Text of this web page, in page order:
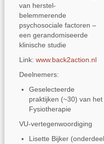
van herstel-
belemmerende
psychosociale factoren –
een gerandomiseerde
klinische studie
Link: www.back2action.nl
Deelnemers:
Geselecteerde
praktijken (~30) van
Fysiotherapie
VU-vertegenwoordiging
Lisette Bijker